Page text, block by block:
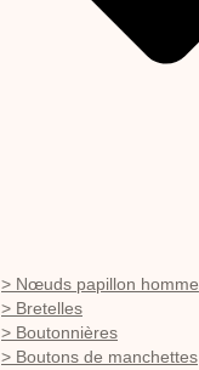
> Nœuds papillon homme
> Bretelles
> Boutonnières
> Boutons de manchettes